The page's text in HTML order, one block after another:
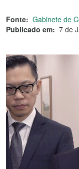
Fonte: Gabinete de
Publicado em: 7 de